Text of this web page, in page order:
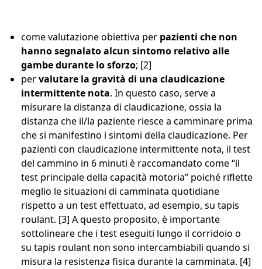
come valutazione obiettiva per pazienti che non
hanno segnalato alcun sintomo relativo alle
gambe durante lo sforzo; [2]
pervalutare la gravità di una claudicazione
intermittente nota. In questo caso, serve a
misurare la distanza di claudicazione, ossia la
distanza che il/la paziente riesce a camminare prima
che si manifestino i sintomi della claudicazione. Per
pazienti con claudicazione intermittente nota, il test
del cammino in 6 minuti è raccomandato come “il
test principale della capacità motoria” poiché riflette
meglio le situazioni di camminata quotidiane
rispetto a un test effettuato, ad esempio, su tapis
roulant. [3] A questo proposito, è importante
sottolineare che i test eseguiti lungo il corridoio o
su tapis roulant non sono intercambiabili quando si
misura la resistenza fisica durante la camminata. [4]